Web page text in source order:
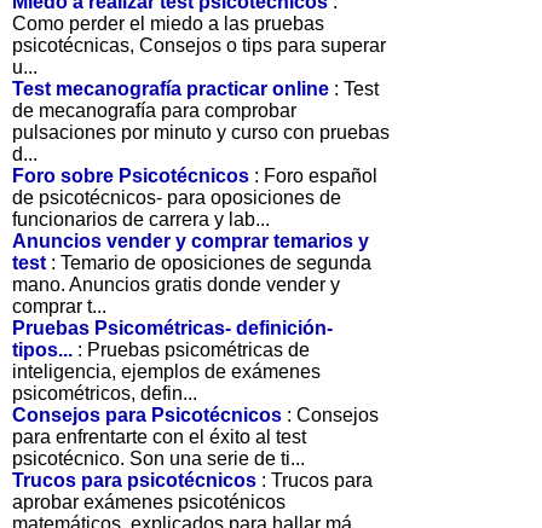
Como perder el miedo a las pruebas
psicotécnicas, Consejos o tips para superar
u...
Test mecanografía practicar online : Test
de mecanografía para comprobar
pulsaciones por minuto y curso con pruebas
d...
Foro sobre Psicotécnicos : Foro español
de psicotécnicos- para oposiciones de
funcionarios de carrera y lab...
Anuncios vender y comprar temarios y
test : Temario de oposiciones de segunda
mano. Anuncios gratis donde vender y
comprar t...
Pruebas Psicométricas- definición-
tipos... : Pruebas psicométricas de
inteligencia, ejemplos de exámenes
psicométricos, defin...
Consejos para Psicotécnicos : Consejos
para enfrentarte con el éxito al test
psicotécnico. Son una serie de ti...
Trucos para psicotécnicos : Trucos para
aprobar exámenes psicoténicos